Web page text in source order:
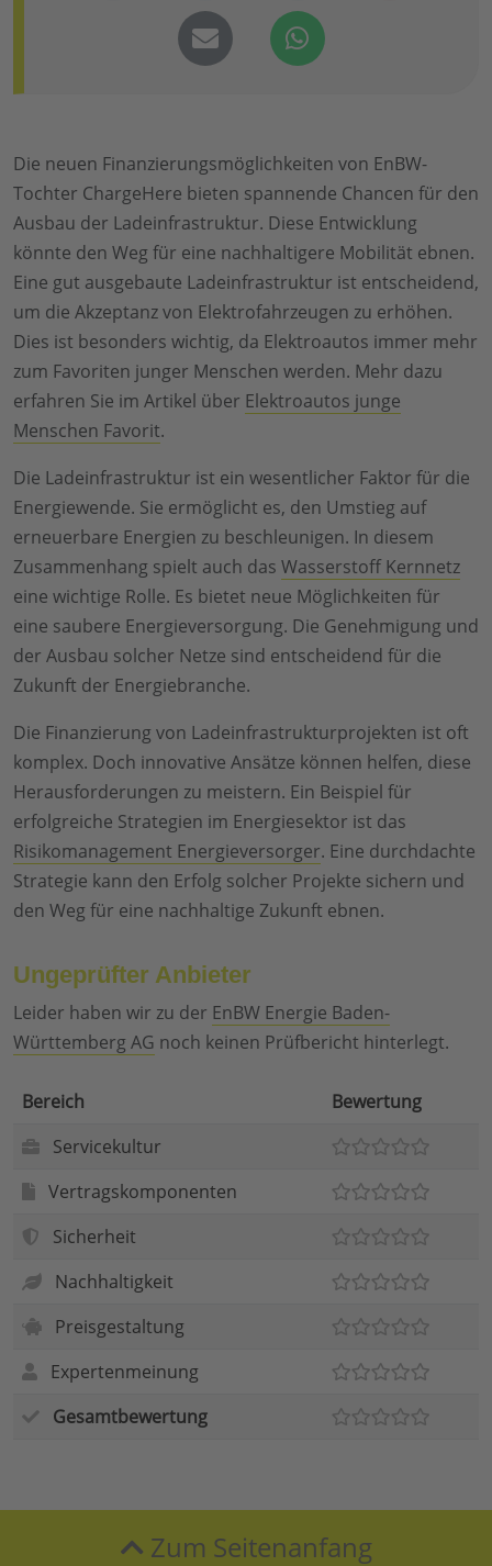
Die neuen Finanzierungsmöglichkeiten von EnBW-
Tochter ChargeHere bieten spannende Chancen für den
Ausbau der Ladeinfrastruktur. Diese Entwicklung
könnte den Weg für eine nachhaltigere Mobilität ebnen.
Eine gut ausgebaute Ladeinfrastruktur ist entscheidend,
um die Akzeptanz von Elektrofahrzeugen zu erhöhen.
Dies ist besonders wichtig, da Elektroautos immer mehr
zum Favoriten junger Menschen werden. Mehr dazu
erfahren Sie im Artikel über Elektroautos junge
Menschen Favorit.
Die Ladeinfrastruktur ist ein wesentlicher Faktor für die
Energiewende. Sie ermöglicht es, den Umstieg auf
erneuerbare Energien zu beschleunigen. In diesem
Zusammenhang spielt auch das Wasserstoff Kernnetz
eine wichtige Rolle. Es bietet neue Möglichkeiten für
eine saubere Energieversorgung. Die Genehmigung und
der Ausbau solcher Netze sind entscheidend für die
Zukunft der Energiebranche.
Die Finanzierung von Ladeinfrastrukturprojekten ist oft
komplex. Doch innovative Ansätze können helfen, diese
Herausforderungen zu meistern. Ein Beispiel für
erfolgreiche Strategien im Energiesektor ist das
Risikomanagement Energieversorger. Eine durchdachte
Strategie kann den Erfolg solcher Projekte sichern und
den Weg für eine nachhaltige Zukunft ebnen.
Ungeprüfter Anbieter
Leider haben wir zu der EnBW Energie Baden-
Württemberg AG noch keinen Prüfbericht hinterlegt.
Bereich
Bewertung
Servicekultur
Vertragskomponenten
Sicherheit
Nachhaltigkeit
Preisgestaltung
Expertenmeinung
Gesamtbewertung
Zum Seitenanfang